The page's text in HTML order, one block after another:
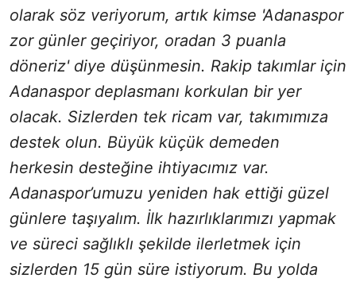
olarak söz veriyorum, artık kimse 'Adanaspor
zor günler geçiriyor, oradan 3 puanla
döneriz' diye düşünmesin. Rakip takımlar için
Adanaspor deplasmanı korkulan bir yer
olacak. Sizlerden tek ricam var, takımımıza
destek olun. Büyük küçük demeden
herkesin desteğine ihtiyacımız var.
Adanaspor’umuzu yeniden hak ettiği güzel
günlere taşıyalım. İlk hazırlıklarımızı yapmak
ve süreci sağlıklı şekilde ilerletmek için
sizlerden 15 gün süre istiyorum. Bu yolda